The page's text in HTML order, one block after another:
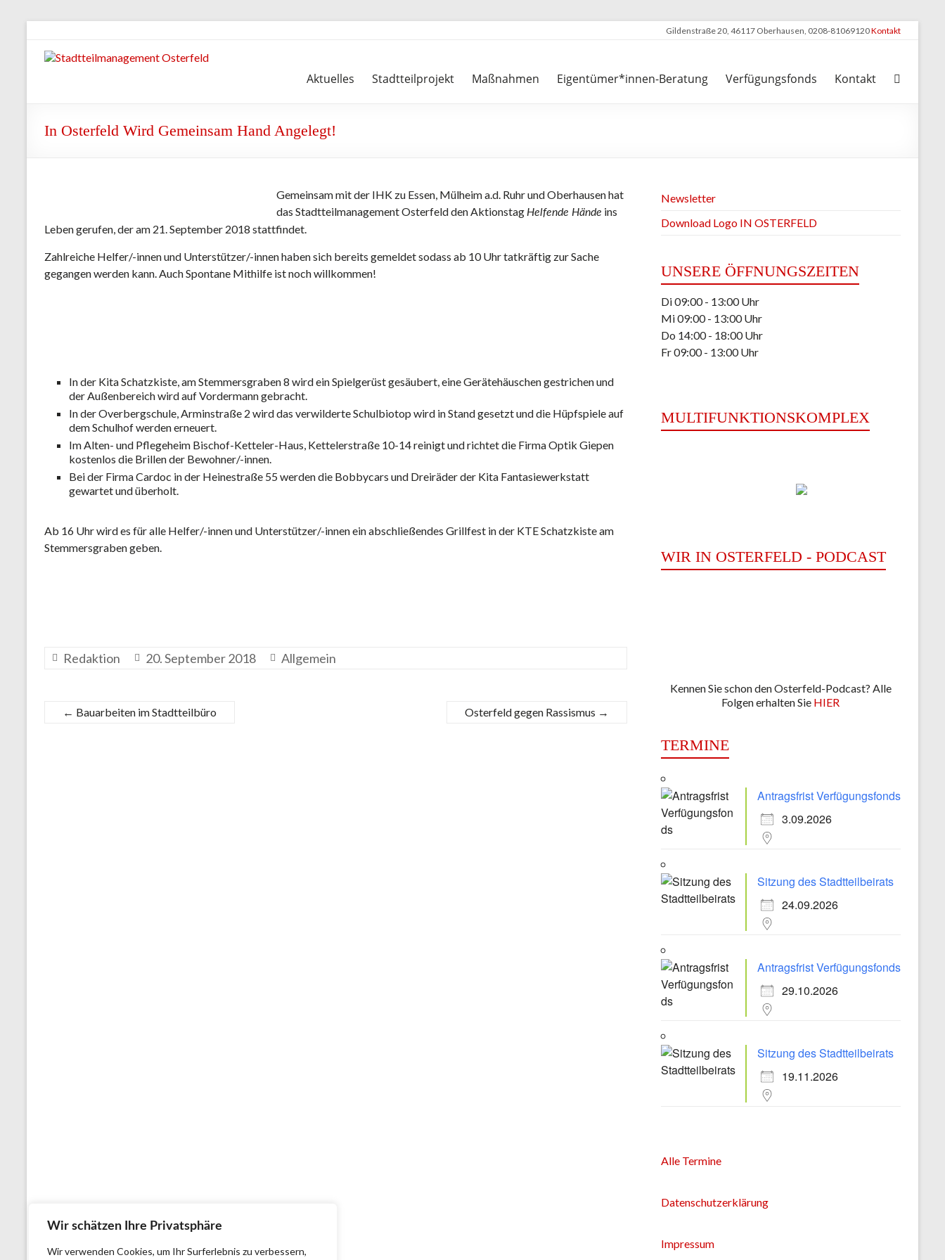
Wir schätzen Ihre Privatsphäre
Wir verwenden Cookies, um Ihr Surferlebnis zu verbessern,
springen
Gildenstraße 20, 46117 Oberhausen, 0208-81069120Kontakt
Stadtteilmanagement
Aktuelles Stadtteilprojekt Maßnahmen Eigentümer*innen-Beratung Verfügungsfonds Kontakt
In Osterfeld Wird Gemeinsam Hand Angelegt!
Gemeinsam mit der IHK zu Essen, Mülheim a.d. Ruhr und Oberhausen hat
das Stadtteilmanagement Osterfeld den Aktionstag Helfende Hände ins
Leben gerufen, der am 21. September 2018 stattfindet.
Zahlreiche Helfer/-innen und Unterstützer/-innen haben sich bereits gemeldet sodass ab 10 Uhr tatkräftig zur Sache
gegangen werden kann. Auch Spontane Mithilfe ist noch willkommen!
In der Kita Schatzkiste, am Stemmersgraben 8 wird ein Spielgerüst gesäubert, eine Gerätehäuschen gestrichen und
der Außenbereich wird auf Vordermann gebracht.
In der Overbergschule, Arminstraße 2 wird das verwilderte Schulbiotop wird in Stand gesetzt und die Hüpfspiele auf
dem Schulhof werden erneuert.
Im Alten- und Pflegeheim Bischof-Ketteler-Haus, Kettelerstraße 10-14 reinigt und richtet die Firma Optik Giepen
kostenlos die Brillen der Bewohner/-innen.
Bei der Firma Cardoc in der Heinestraße 55 werden die Bobbycars und Dreiräder der Kita Fantasiewerkstatt
gewartet und überholt.
Ab 16 Uhr wird es für alle Helfer/-innen und Unterstützer/-innen ein abschließendes Grillfest in der KTE Schatzkiste am
Stemmersgraben geben.
Redaktion 20. September 2018 Allgemein
← Bauarbeiten im Stadtteilbüro Osterfeld gegen Rassismus →
Newsletter
Download Logo IN OSTERFELD
UNSERE ÖFFNUNGSZEITEN
Di 09:00 - 13:00 Uhr
Mi 09:00 - 13:00 Uhr
Do 14:00 - 18:00 Uhr
Fr 09:00 - 13:00 Uhr
MULTIFUNKTIONSKOMPLEX
WIR IN OSTERFELD - PODCAST
Kennen Sie schon den Osterfeld-Podcast? Alle
Folgen erhalten Sie HIER
TERMINE
Antragsfrist Verfügungsfonds
3.09.2026
Sitzung des Stadtteilbeirats
24.09.2026
Antragsfrist Verfügungsfonds
29.10.2026
Sitzung des Stadtteilbeirats
19.11.2026
Alle Termine
Datenschutzerklärung
Impressum